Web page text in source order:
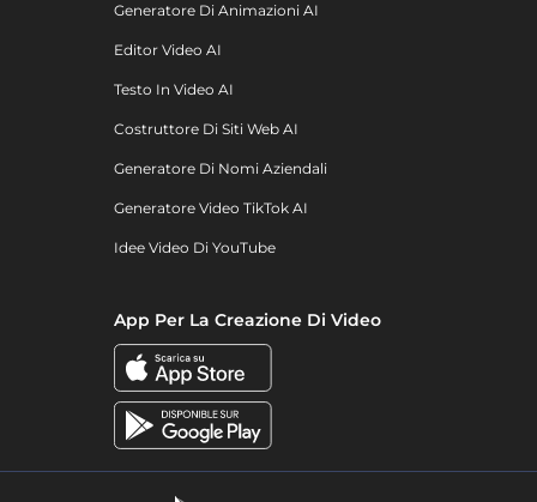
Generatore Di Animazioni AI
Editor Video AI
Testo In Video AI
Costruttore Di Siti Web AI
Generatore Di Nomi Aziendali
Generatore Video TikTok AI
Idee Video Di YouTube
App Per La Creazione Di Video